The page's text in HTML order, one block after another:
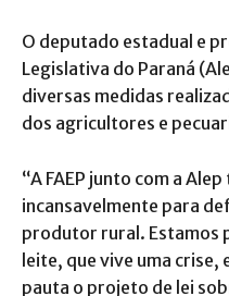
O deputado estadual e
Legislativa do Paraná
diversas medidas
dos agricultores e
“A FAEP junto com a
incansavelmente para
produtor rural. Estamos
leite, que vive uma
pauta o projeto de lei